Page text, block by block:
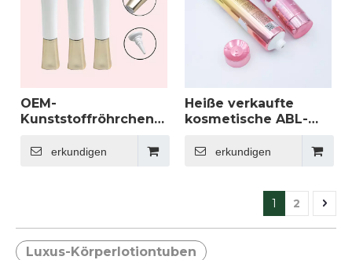
OEM-
Kunststoffröhrchen
mit quadratischer
Kappe für flüssiges
Make-up, Foundation,
langer Düse zum
Verpacken
erkundigen
Heiße verkaufte
kosmetische ABL-
Kunststoffröhrchen,
maßgeschneiderte
leere Verpackungen
Reinigungsshampoo
mit individuellem
Logo
erkundigen
1 2
Luxus-Körperlotiontuben